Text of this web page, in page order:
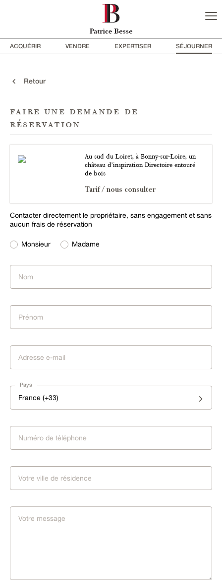
ACQUÉRIR VENDRE EXPERTISER SÉJOURNER
Retour
faire une demande de
réservation
Au sud du Loiret, à Bonny-sur-Loire, un
château d’inspiration Directoire entouré
de bois
Tarif / nous consulter
Contacter directement le propriétaire, sans engagement et sans
aucun frais de réservation
Monsieur Madame
Pays
France (+33)